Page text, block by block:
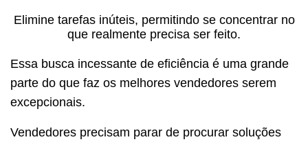
Elimine tarefas inúteis, permitindo se concentrar no
que realmente precisa ser feito.
Essa busca incessante de eficiência é uma grande
parte do que faz os melhores vendedores serem
excepcionais.
Vendedores precisam parar de procurar soluções